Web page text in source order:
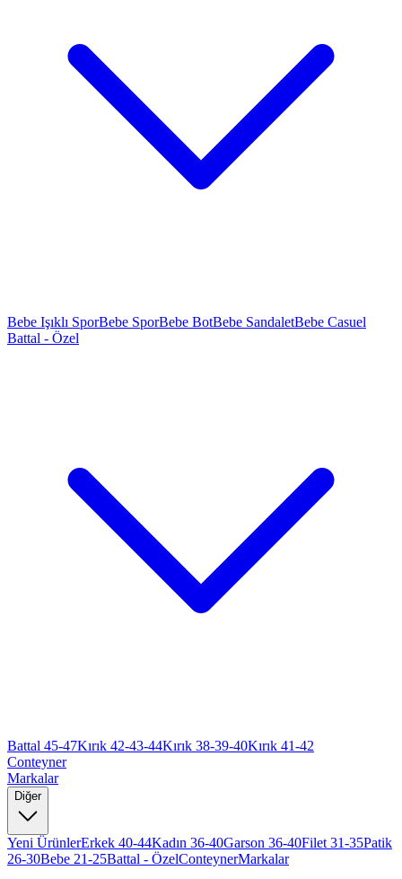
Bebe Işıklı SporBebe SporBebe BotBebe SandaletBebe Casuel
Battal - Özel
Battal 45-47Kırık 42-43-44Kırık 38-39-40Kırık 41-42
Conteyner
Markalar
Diğer
Yeni ÜrünlerErkek 40-44Kadın 36-40Garson 36-40Filet 31-35Patik
26-30Bebe 21-25Battal - ÖzelConteynerMarkalar